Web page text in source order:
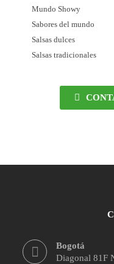
Mundo Showy
Sabores del mundo
Salsas dulces
Salsas tradicionales
Bogotá
Diagonal 81F